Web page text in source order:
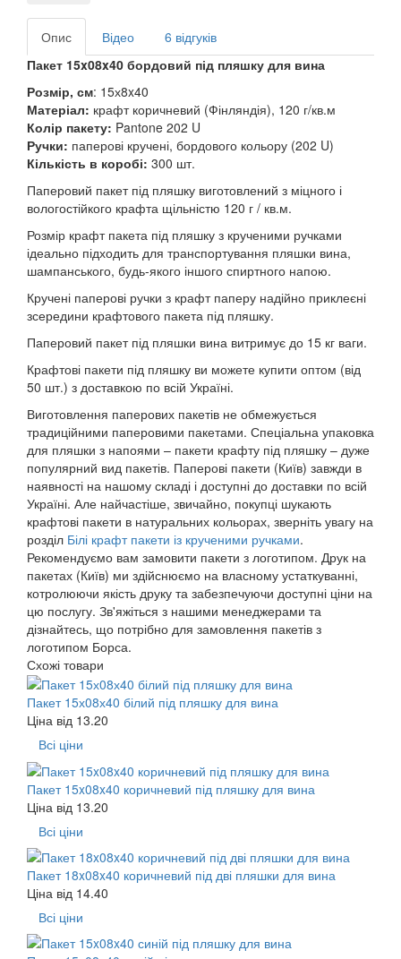
Опис Відео
6 відгуків
Пакет 15x08x40 бордовий під пляшку для вина
Розмір, см: 15х8x40
Матеріал: крафт коричневий (Фінляндія), 120 г/кв.м
Колір пакету: Pantone 202 U
Ручки: паперові кручені, бордового кольору (202 U)
Кількість в коробі: 300 шт.
Паперовий пакет під пляшку виготовлений з міцного і
вологостійкого крафта щільністю 120 г / кв.м.
Розмір крафт пакета під пляшку з крученими ручками
ідеально підходить для транспортування пляшки вина,
шампанського, будь-якого іншого спиртного напою.
Кручені паперові ручки з крафт паперу надійно приклеєні
зсередини крафтового пакета під пляшку.
Паперовий пакет під пляшки вина витримує до 15 кг ваги.
Крафтові пакети під пляшку ви можете купити оптом (від
50 шт.) з доставкою по всій Україні.
Виготовлення паперових пакетів не обмежується
традиційними паперовими пакетами. Спеціальна упаковка
для пляшки з напоями – пакети крафту під пляшку – дуже
популярний вид пакетів. Паперові пакети (Київ) завжди в
наявності на нашому складі і доступні до доставки по всій
Україні. Але найчастіше, звичайно, покупці шукають
крафтові пакети в натуральних кольорах, зверніть увагу на
розділ Білі крафт пакети із крученими ручками.
Рекомендуємо вам замовити пакети з логотипом. Друк на
пакетах (Київ) ми здійснюємо на власному устаткуванні,
котролюючи якість друку та забезпечуючи доступні ціни на
цю послугу. Зв'яжіться з нашими менеджерами та
дізнайтесь, що потрібно для замовлення пакетів з
логотипом Борса.
Схожі товари
Пакет 15х08х40 білий під пляшку для вина
Ціна від 13.20
Всі ціни
Пакет 15x08x40 коричневий під пляшку для вина
Ціна від 13.20
Всі ціни
Пакет 18x08x40 коричневий під дві пляшки для вина
Ціна від 14.40
Всі ціни